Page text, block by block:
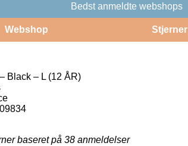
Bedst anmeldte webshops
Webshop Stjerner
Black – L (12 ÅR)
baseret på 38 anmeldelser